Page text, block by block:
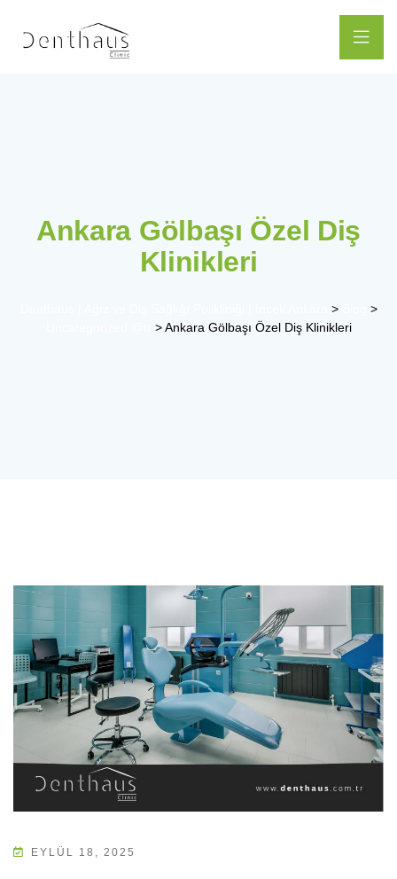
Ankara Gölbaşı Özel Diş
Klinikleri
>
>
>Ankara Gölbaşı Özel Diş Klinikleri
EYLÜL 18, 2025